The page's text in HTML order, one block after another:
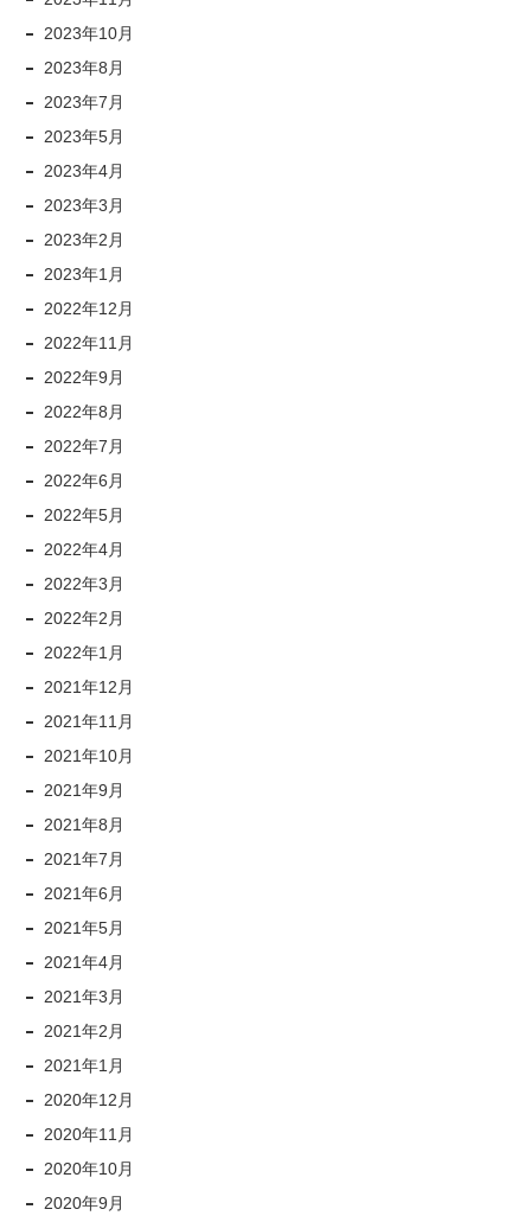
2023年10月
2023年8月
2023年7月
2023年5月
2023年4月
2023年3月
2023年2月
2023年1月
2022年12月
2022年11月
2022年9月
2022年8月
2022年7月
2022年6月
2022年5月
2022年4月
2022年3月
2022年2月
2022年1月
2021年12月
2021年11月
2021年10月
2021年9月
2021年8月
2021年7月
2021年6月
2021年5月
2021年4月
2021年3月
2021年2月
2021年1月
2020年12月
2020年11月
2020年10月
2020年9月